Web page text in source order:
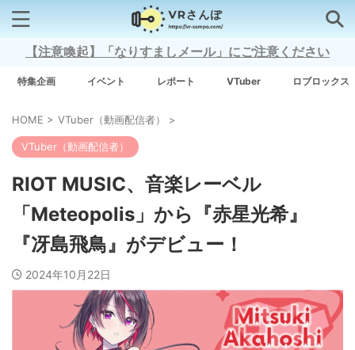
検索はコチラから
Grow A Garden（庭を成長させる）
【注意喚起】「なりすましメール」にご注意ください
特集企画 イベント レポート VTuber ロブロックス
HOME > VTuber（動画配信者） >
VTuber（動画配信者）
RIOT MUSIC、音楽レーベル
「Meteopolis」から『赤星光希』
『冴島飛鳥』がデビュー！
2024年10月22日